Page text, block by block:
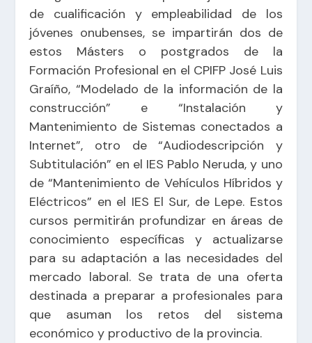
de cualificación y empleabilidad de los
jóvenes onubenses, se impartirán dos de
estos Másters o postgrados de la
Formación Profesional en el CPIFP José Luis
Graíño, “Modelado de la información de la
construcción” e “Instalación y
Mantenimiento de Sistemas conectados a
Internet”, otro de “Audiodescripción y
Subtitulación” en el IES Pablo Neruda, y uno
de “Mantenimiento de Vehículos Híbridos y
Eléctricos” en el IES El Sur, de Lepe. Estos
cursos permitirán profundizar en áreas de
conocimiento específicas y actualizarse
para su adaptación a las necesidades del
mercado laboral. Se trata de una oferta
destinada a preparar a profesionales para
que asuman los retos del sistema
económico y productivo de la provincia.